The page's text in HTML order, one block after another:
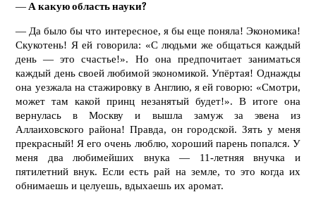
—А какую область науки?
— Да было бы что интересное, я бы еще поняла! Экономика!
Скукотень! Я ей говорила: «С людьми же общаться каждый
день — это счастье!». Но она предпочитает заниматься
каждый день своей любимой экономикой. Упёртая! Однажды
она уезжала на стажировку в Англию, я ей говорю: «Смотри,
может там какой принц незанятый будет!». В итоге она
вернулась в Москву и вышла замуж за эвена из
Аллаиховского района! Правда, он городской. Зять у меня
прекрасный! Я его очень люблю, хороший парень попался. У
меня два любимейших внука — 11-летняя внучка и
пятилетний внук. Если есть рай на земле, то это когда их
обнимаешь и целуешь, вдыхаешь их аромат.